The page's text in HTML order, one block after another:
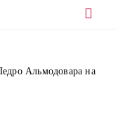
Альмодовара на